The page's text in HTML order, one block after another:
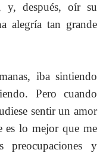
después, oír su
alegría tan grande
iba sintiendo
Pero cuando
sentir un amor
es lo mejor que me
preocupaciones y